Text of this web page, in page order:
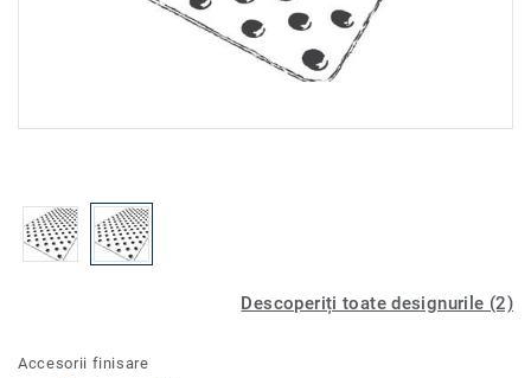
Descoperiți toate designurile (2)
Accesorii finisare